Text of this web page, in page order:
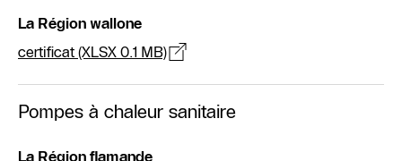
La Région wallone
certificat (XLSX 0.1 MB)
Pompes à chaleur sanitaire
La Région flamande